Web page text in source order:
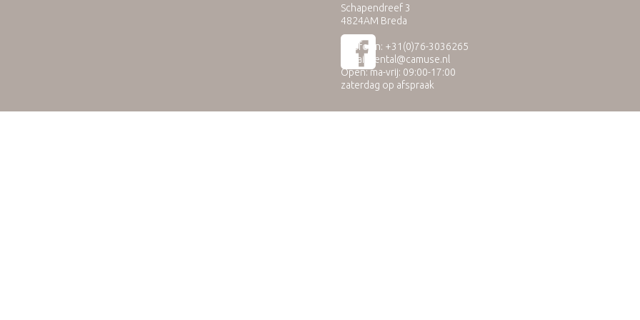
Schapendreef 3
4824AM Breda
Telefoon: +31(0)76-3036265
E-mail:
rental@camuse.nl
Open: ma-vrij: 09:00-17:00
zaterdag op afspraak